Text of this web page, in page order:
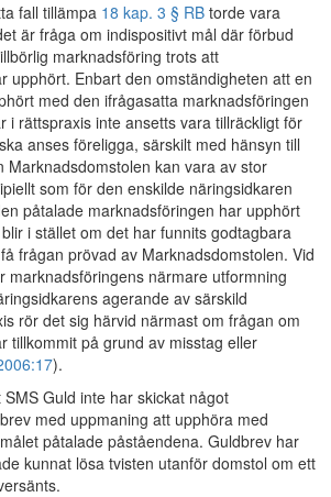
fall tillämpa 18 kap. 3 § RB torde vara
är fråga om indispositivt mål där förbud
marknadsföring trots att
upphört. Enbart den omständigheten att en
med den ifrågasatta marknadsföringen
i rättspraxis inte ansetts vara tillräckligt för
anses föreligga, särskilt med hänsyn till
Marknadsdomstolen kan vara av stor
som för den enskilde näringsidkaren
påtalade marknadsföringen har upphört
i stället om det har funnits godtagbara
frågan prövad av Marknadsdomstolen. Vid
marknadsföringens närmare utformning
agerande av särskild
rör det sig härvid närmast om frågan om
tillkommit på grund av misstag eller
).
Guld inte har skickat något
med uppmaning att upphöra med
påtalade påståendena. Guldbrev har
kunnat lösa tvisten utanför domstol om ett